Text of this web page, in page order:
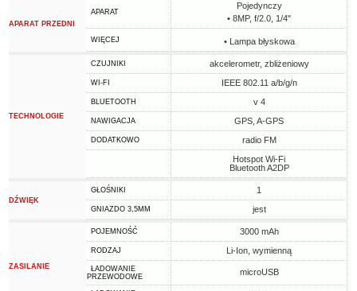
APARAT PRZEDNI
APARAT
Pojedynczy
• 8MP, f/2.0, 1/4"
WIĘCEJ • Lampa błyskowa
TECHNOLOGIE
CZUJNIKI akcelerometr, zbliżeniowy
WI-FI IEEE 802.11 a/b/g/n
BLUETOOTH v 4
NAWIGACJA GPS, A-GPS
DODATKOWO
radio FM
Hotspot Wi-Fi
Bluetooth A2DP
DŹWIĘK
GŁOŚNIKI 1
GNIAZDO 3,5MM jest
ZASILANIE
POJEMNOŚĆ 3000 mAh
RODZAJ Li-Ion, wymienną
ŁADOWANIE
PRZEWODOWE
microUSB